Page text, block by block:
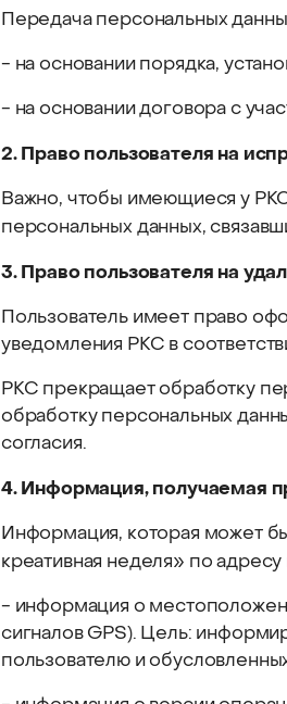
Передача персональных
- на основании порядка,
- на основании договора с
2. Право пользователя на
Важно, чтобы имеющиеся у
персональных данных,
3. Право пользователя на
Пользователь имеет право
уведомления РКС в
РКС прекращает обработку
обработку персональных
согласия.
4. Информация, получаемая
Информация, которая может
креативная неделя» по
- информация о
сигналов GPS). Цель:
пользователю и